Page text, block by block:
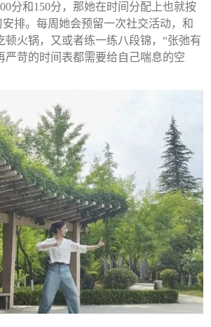
分和150分，那她在时间分配上也就按
安排。每周她会预留一次社交活动，和
顿火锅，又或者练一练八段锦，“张弛有
严苛的时间表都需要给自己喘息的空